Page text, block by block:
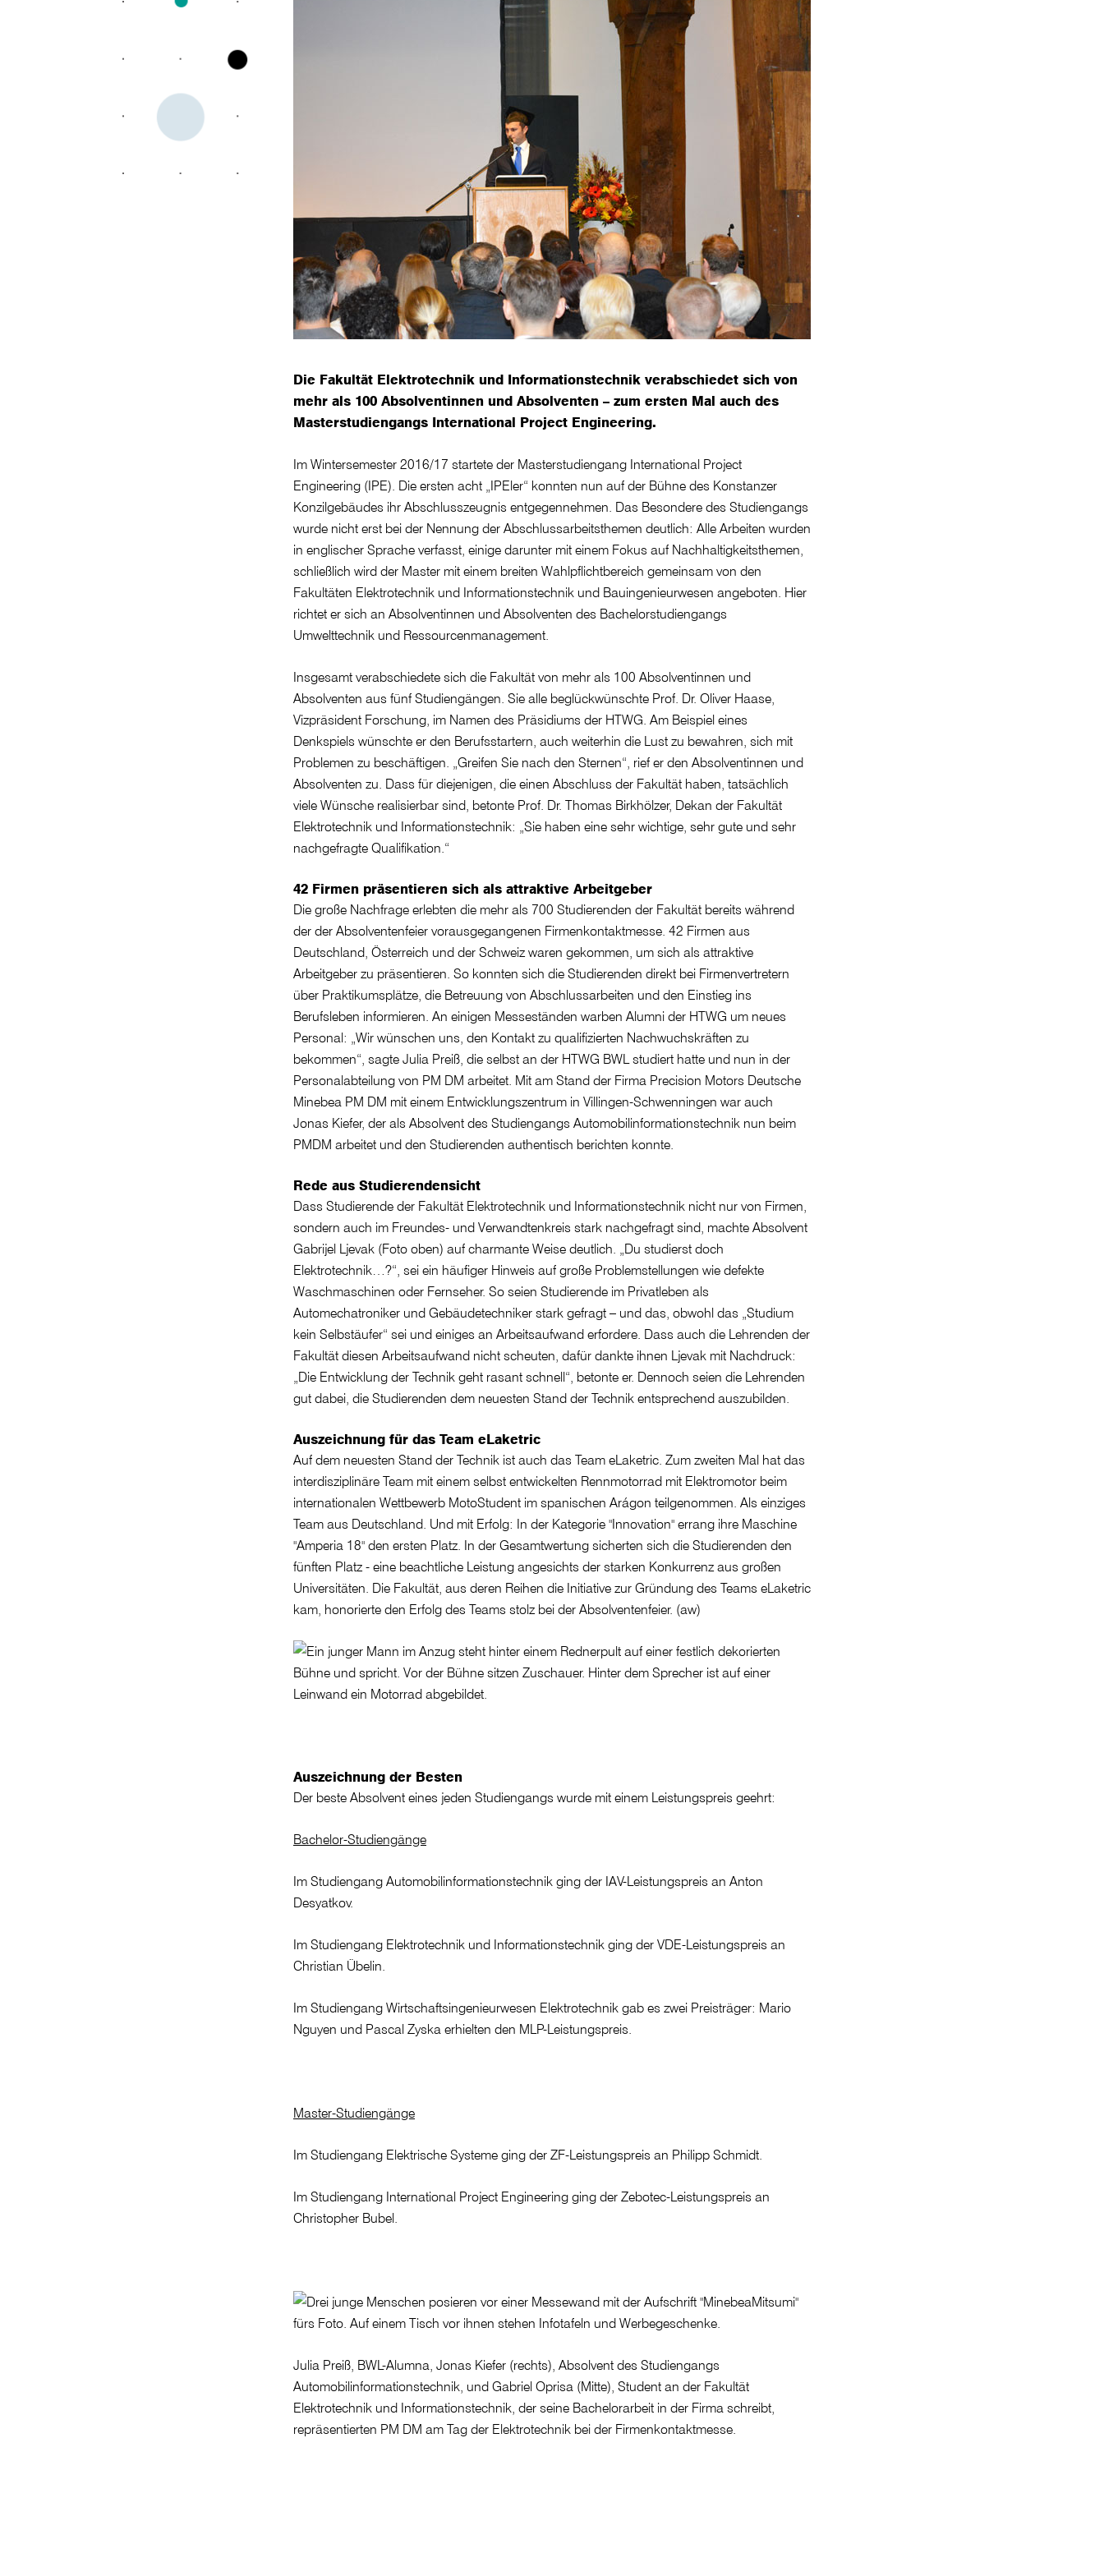
Die Fakultät Elektrotechnik und Informationstechnik verabschiedet sich von
mehr als 100 Absolventinnen und Absolventen – zum ersten Mal auch des
Masterstudiengangs International Project Engineering.
Im Wintersemester 2016/17 startete der Masterstudiengang International Project
Engineering (IPE). Die ersten acht „IPEler“ konnten nun auf der Bühne des Konstanzer
Konzilgebäudes ihr Abschlusszeugnis entgegennehmen. Das Besondere des Studiengangs
wurde nicht erst bei der Nennung der Abschlussarbeitsthemen deutlich: Alle Arbeiten wurden
in englischer Sprache verfasst, einige darunter mit einem Fokus auf Nachhaltigkeitsthemen,
schließlich wird der Master mit einem breiten Wahlpflichtbereich gemeinsam von den
Fakultäten Elektrotechnik und Informationstechnik und Bauingenieurwesen angeboten. Hier
richtet er sich an Absolventinnen und Absolventen des Bachelorstudiengangs
Umwelttechnik und Ressourcenmanagement.
Insgesamt verabschiedete sich die Fakultät von mehr als 100 Absolventinnen und
Absolventen aus fünf Studiengängen. Sie alle beglückwünschte Prof. Dr. Oliver Haase,
Vizpräsident Forschung, im Namen des Präsidiums der HTWG. Am Beispiel eines
Denkspiels wünschte er den Berufsstartern, auch weiterhin die Lust zu bewahren, sich mit
Problemen zu beschäftigen. „Greifen Sie nach den Sternen“, rief er den Absolventinnen und
Absolventen zu. Dass für diejenigen, die einen Abschluss der Fakultät haben, tatsächlich
viele Wünsche realisierbar sind, betonte Prof. Dr. Thomas Birkhölzer, Dekan der Fakultät
Elektrotechnik und Informationstechnik: „Sie haben eine sehr wichtige, sehr gute und sehr
nachgefragte Qualifikation.“
42 Firmen präsentieren sich als attraktive Arbeitgeber
Die große Nachfrage erlebten die mehr als 700 Studierenden der Fakultät bereits während
der der Absolventenfeier vorausgegangenen Firmenkontaktmesse. 42 Firmen aus
Deutschland, Österreich und der Schweiz waren gekommen, um sich als attraktive
Arbeitgeber zu präsentieren. So konnten sich die Studierenden direkt bei Firmenvertretern
über Praktikumsplätze, die Betreuung von Abschlussarbeiten und den Einstieg ins
Berufsleben informieren. An einigen Messeständen warben Alumni der HTWG um neues
Personal: „Wir wünschen uns, den Kontakt zu qualifizierten Nachwuchskräften zu
bekommen“, sagte Julia Preiß, die selbst an der HTWG BWL studiert hatte und nun in der
Personalabteilung von PM DM arbeitet. Mit am Stand der Firma Precision Motors Deutsche
Minebea PM DM mit einem Entwicklungszentrum in Villingen-Schwenningen war auch
Jonas Kiefer, der als Absolvent des Studiengangs Automobilinformationstechnik nun beim
PMDM arbeitet und den Studierenden authentisch berichten konnte.
Rede aus Studierendensicht
Dass Studierende der Fakultät Elektrotechnik und Informationstechnik nicht nur von Firmen,
sondern auch im Freundes- und Verwandtenkreis stark nachgefragt sind, machte Absolvent
Gabrijel Ljevak (Foto oben) auf charmante Weise deutlich. „Du studierst doch
Elektrotechnik…?“, sei ein häufiger Hinweis auf große Problemstellungen wie defekte
Waschmaschinen oder Fernseher. So seien Studierende im Privatleben als
Automechatroniker und Gebäudetechniker stark gefragt – und das, obwohl das „Studium
kein Selbstäufer“ sei und einiges an Arbeitsaufwand erfordere. Dass auch die Lehrenden der
Fakultät diesen Arbeitsaufwand nicht scheuten, dafür dankte ihnen Ljevak mit Nachdruck:
„Die Entwicklung der Technik geht rasant schnell“, betonte er. Dennoch seien die Lehrenden
gut dabei, die Studierenden dem neuesten Stand der Technik entsprechend auszubilden.
Auszeichnung für das Team eLaketric
Auf dem neuesten Stand der Technik ist auch das Team eLaketric. Zum zweiten Mal hat das
interdisziplinäre Team mit einem selbst entwickelten Rennmotorrad mit Elektromotor beim
internationalen Wettbewerb MotoStudent im spanischen Arágon teilgenommen. Als einziges
Team aus Deutschland. Und mit Erfolg: In der Kategorie "Innovation" errang ihre Maschine
"Amperia 18" den ersten Platz. In der Gesamtwertung sicherten sich die Studierenden den
fünften Platz - eine beachtliche Leistung angesichts der starken Konkurrenz aus großen
Universitäten. Die Fakultät, aus deren Reihen die Initiative zur Gründung des Teams eLaketric
kam, honorierte den Erfolg des Teams stolz bei der Absolventenfeier. (aw)
Auszeichnung der Besten
Der beste Absolvent eines jeden Studiengangs wurde mit einem Leistungspreis geehrt:
Bachelor-Studiengänge
Im Studiengang Automobilinformationstechnik ging der IAV-Leistungspreis an Anton
Desyatkov.
Im Studiengang Elektrotechnik und Informationstechnik ging der VDE-Leistungspreis an
Christian Übelin.
Im Studiengang Wirtschaftsingenieurwesen Elektrotechnik gab es zwei Preisträger: Mario
Nguyen und Pascal Zyska erhielten den MLP-Leistungspreis.
Master-Studiengänge
Im Studiengang Elektrische Systeme ging der ZF-Leistungspreis an Philipp Schmidt.
Im Studiengang International Project Engineering ging der Zebotec-Leistungspreis an
Christopher Bubel.
Julia Preiß, BWL-Alumna, Jonas Kiefer (rechts), Absolvent des Studiengangs
Automobilinformationstechnik, und Gabriel Oprisa (Mitte), Student an der Fakultät
Elektrotechnik und Informationstechnik, der seine Bachelorarbeit in der Firma schreibt,
repräsentierten PM DM am Tag der Elektrotechnik bei der Firmenkontaktmesse.